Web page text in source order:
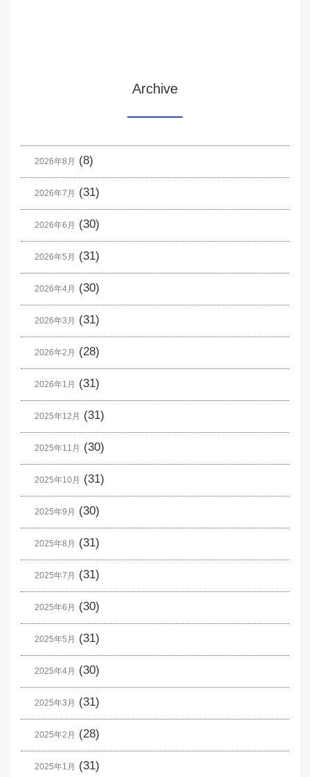
Archive
2026年8月 (8)
2026年7月 (31)
2026年6月 (30)
2026年5月 (31)
2026年4月 (30)
2026年3月 (31)
2026年2月 (28)
2026年1月 (31)
2025年12月 (31)
2025年11月 (30)
2025年10月 (31)
2025年9月 (30)
2025年8月 (31)
2025年7月 (31)
2025年6月 (30)
2025年5月 (31)
2025年4月 (30)
2025年3月 (31)
2025年2月 (28)
2025年1月 (31)